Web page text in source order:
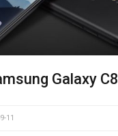
Galaxy C8
11